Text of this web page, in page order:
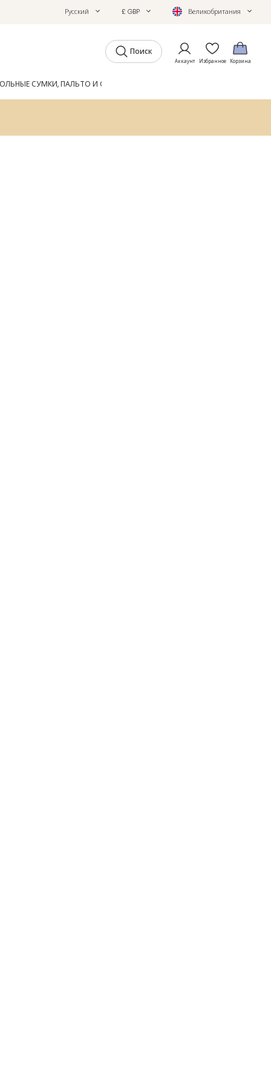
Русский £ GBP Великобритания
Поиск
Аккаунт Избранное Корзина
СУМКИ, ПАЛЬТО И ОБУВЬ